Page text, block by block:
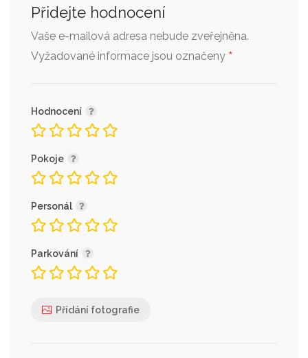
Přidejte hodnocení
Vaše e-mailová adresa nebude zveřejněna.
Vyžadované informace jsou označeny *
Hodnocení
Pokoje
Personál
Parkování
Přídání fotografie